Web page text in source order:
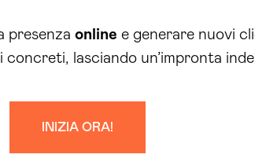
presenza online e generare nuovi
lasciando un’impronta
INIZIA ORA!